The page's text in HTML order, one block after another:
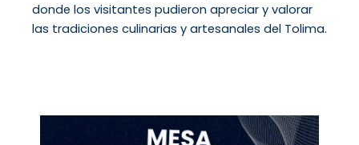
donde los visitantes pudieron apreciar y valorar
las tradiciones culinarias y artesanales del Tolima.